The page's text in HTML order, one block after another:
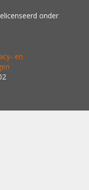
onder
en